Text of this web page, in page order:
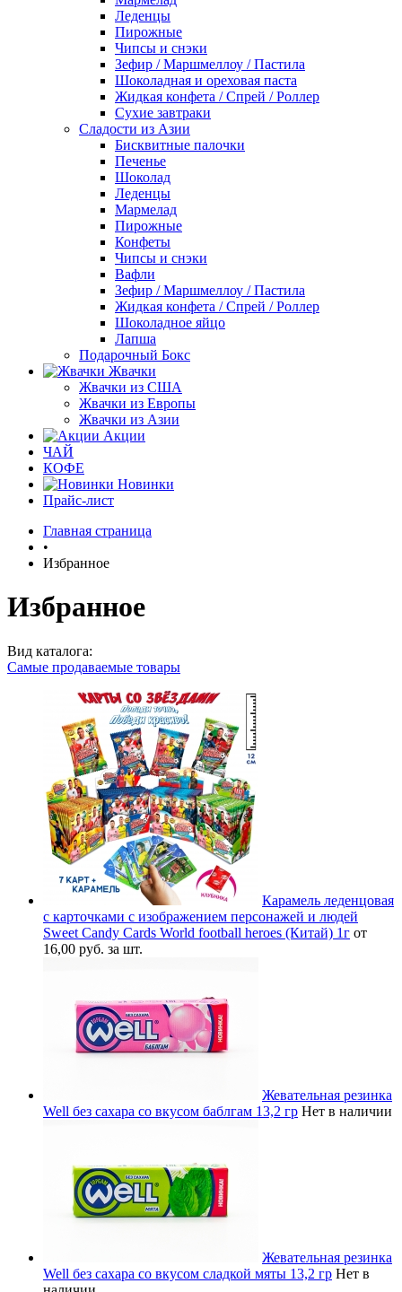
Леденцы
Пирожные
Чипсы и снэки
Зефир / Маршмеллоу / Пастила
Шоколадная и ореховая паста
Жидкая конфета / Спрей / Роллер
Сухие завтраки
Сладости из Азии
Бисквитные палочки
Печенье
Шоколад
Леденцы
Мармелад
Пирожные
Конфеты
Чипсы и снэки
Вафли
Зефир / Маршмеллоу / Пастила
Жидкая конфета / Спрей / Роллер
Шоколадное яйцо
Лапша
Подарочный Бокс
Жвачки
Жвачки из США
Жвачки из Европы
Жвачки из Азии
Акции
ЧАЙ
КОФЕ
Новинки
Прайс-лист
Главная страница
•
Избранное
Избранное
Вид каталога:
Самые продаваемые товары
Карамель леденцовая
с карточками с изображением персонажей и людей
Sweet Candy Cards World football heroes (Китай) 1г от
16,00 руб. за шт.
Жевательная резинка
Well без сахара со вкусом баблгам 13,2 гр Нет в наличии
Жевательная резинка
Well без сахара со вкусом сладкой мяты 13,2 гр Нет в